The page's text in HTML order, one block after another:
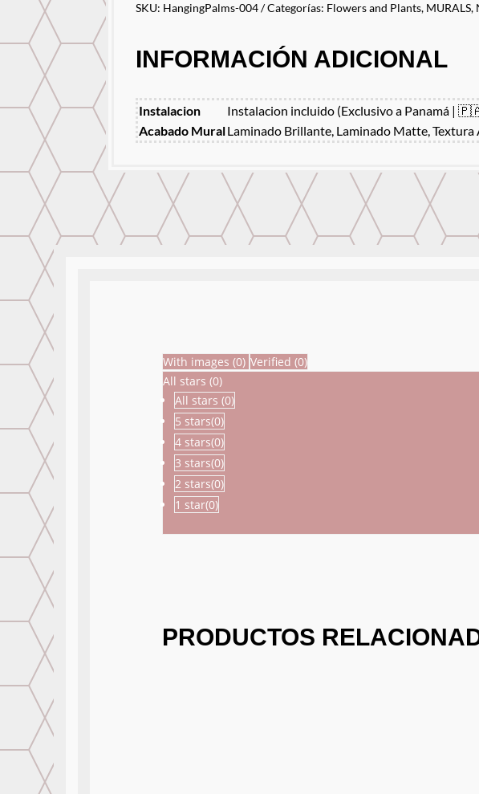
SKU: HangingPalms-004 Categorías: Flowers and Plants, MURALS,
INFORMACIÓN ADICIONAL
Instalacion
Instalacion incluido (Exclusivo a Panamá |
Acabado MuralLaminado Brillante, Laminado Matte, Textura
With images (0) Verified (0)
All stars (0)
All stars (0)
5 stars(0)
4 stars(0)
3 stars(0)
2 stars(0)
1 star(0)
PRODUCTOS